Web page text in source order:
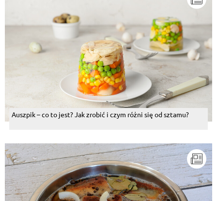
Auszpik – co to jest? Jak zrobić i czym różni się od sztamu?